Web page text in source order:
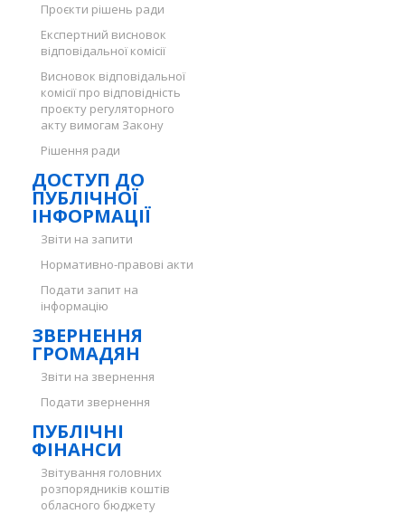
Проєкти рішень ради
Експертний висновок
відповідальної комісії
Висновок відповідальної
комісії про відповідність
проєкту регуляторного
акту вимогам Закону
Рішення ради
ДОСТУП ДО
ПУБЛІЧНОЇ
ІНФОРМАЦІЇ
Звіти на запити
Нормативно-правові акти
Подати запит на
інформацію
ЗВЕРНЕННЯ
ГРОМАДЯН
Звіти на звернення
Подати звернення
ПУБЛІЧНІ
ФІНАНСИ
Звітування головних
розпорядників коштів
обласного бюджету